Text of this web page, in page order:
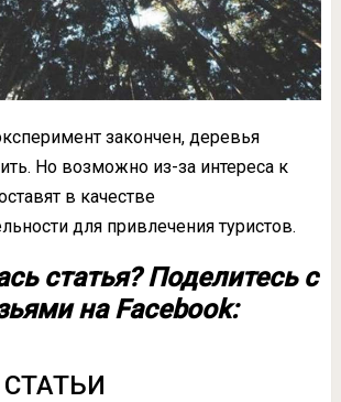
закончен, деревья
Но возможно из-за интереса к
в качестве
для привлечения туристов.
статья? Поделитесь с
на Facebook: